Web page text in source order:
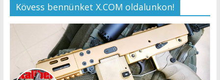
Kövess bennünket X.COM oldalunkon!